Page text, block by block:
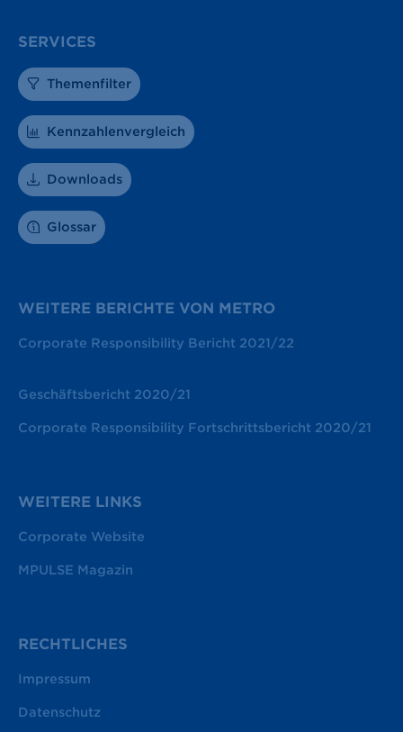
SERVICES
Themenfilter
Kennzahlenvergleich
Downloads
Glossar
WEITERE BERICHTE VON METRO
Corporate Responsibility Bericht 2021/22
Geschäftsbericht 2020/21
Corporate Responsibility Fortschrittsbericht 2020/21
WEITERE LINKS
Corporate Website
MPULSE Magazin
RECHTLICHES
Impressum
Datenschutz